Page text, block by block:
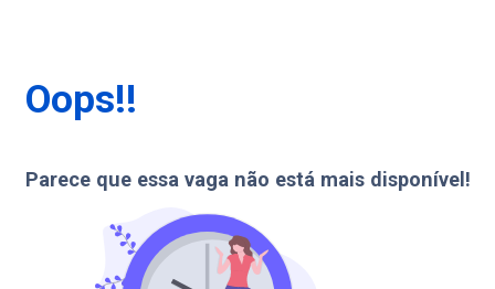
Oops!!
Parece que essa vaga não está mais disponível!